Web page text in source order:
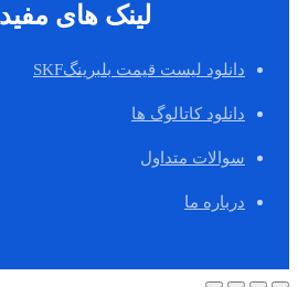
لینک های مفید
دانلود لیست قیمت بلبرینگSKF
دانلود کاتالوگ ها
سوالات متداول
درباره ما